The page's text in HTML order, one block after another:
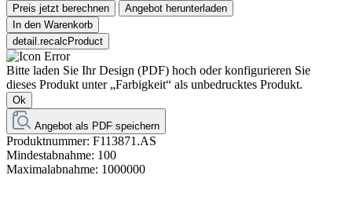
Preis jetzt berechnen
Angebot herunterladen
In den Warenkorb
detail.recalcProduct
Bitte laden Sie Ihr Design (PDF) hoch oder konfigurieren Sie
dieses Produkt unter „Farbigkeit“ als unbedrucktes Produkt.
Ok
Angebot als PDF speichern
Produktnummer: F113871.AS
Mindestabnahme: 100
Maximalabnahme: 1000000